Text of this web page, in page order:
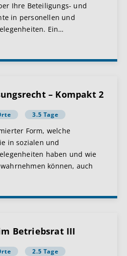
Ihre Beteiligungs- und
in personellen und
Ein…
– Kompakt 2
3.5 Tage
Form, welche
in sozialen und
haben und wie
können, auch
Betriebsrat III
2.5 Tage